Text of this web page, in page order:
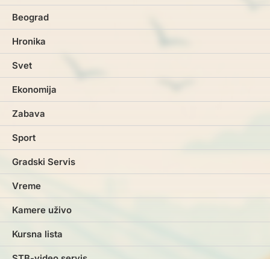
Beograd
Hronika
Svet
Ekonomija
Zabava
Sport
Gradski Servis
Vreme
Kamere uživo
Kursna lista